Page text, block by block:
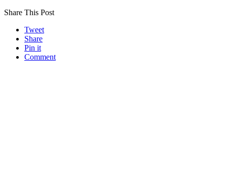
Share This Post
Tweet
Share
Pin it
Comment